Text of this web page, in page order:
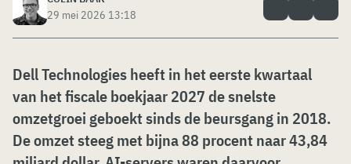
29 mei 2026 13:18
Dell Technologies heeft in het eerste kwartaal
van het fiscaleboekjaar 2027de snelste
omzetgroei geboekt sinds de beursgang in 2018.
De omzet steeg met bijna 88 procent naar 43,84